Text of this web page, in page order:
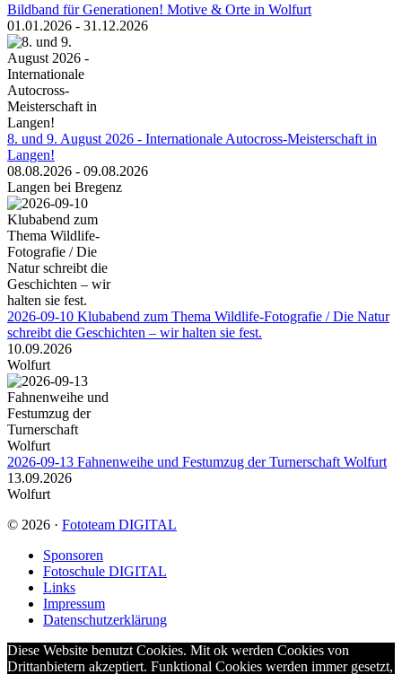
Bildband für Generationen! Motive & Orte in Wolfurt
01.01.2026 - 31.12.2026
8. und 9. August 2026 - Internationale Autocross-Meisterschaft in
Langen!
08.08.2026 - 09.08.2026
Langen bei Bregenz
2026-09-10 Klubabend zum Thema Wildlife-Fotografie / Die Natur
schreibt die Geschichten – wir halten sie fest.
10.09.2026
Wolfurt
2026-09-13 Fahnenweihe und Festumzug der Turnerschaft Wolfurt
13.09.2026
Wolfurt
© 2026 · Fototeam DIGITAL
Sponsoren
Fotoschule DIGITAL
Links
Impressum
Datenschutzerklärung
Diese Website benutzt Cookies. Mit ok werden Cookies von
Drittanbietern akzeptiert. Funktional Cookies werden immer gesetzt,